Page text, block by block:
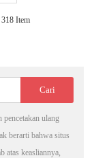
Item
ulang
berarti bahwa situs
atas keasliannya,